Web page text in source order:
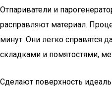
Отпариватели и
расправляют материал.
минут. Они легко
складками и помятостями,
Сделают поверхность